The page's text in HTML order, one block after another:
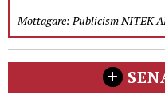
Mottagare: Publicism NITEK